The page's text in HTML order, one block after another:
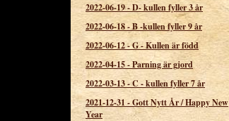
2022-06-19-D- kullen fyller 3 år
2022-06-18-B -kullen fyller 9 år
2022-06-12-G - Kullen är född
2022-04-15-Parning är gjord
2022-03-13-C - kullen fyller 7 år
2021-12-31-Gott Nytt År / Happy New
Year